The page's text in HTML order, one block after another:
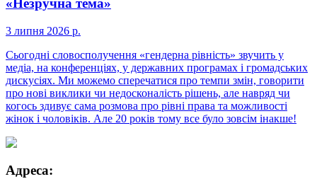
«Незручна тема»
3 липня 2026 р.
Сьогодні словосполучення «гендерна рівність» звучить у
медіа, на конференціях, у державних програмах і громадських
дискусіях. Ми можемо сперечатися про темпи змін, говорити
про нові виклики чи недосконалість рішень, але навряд чи
когось здивує сама розмова про рівні права та можливості
жінок і чоловіків. Але 20 років тому все було зовсім інакше!
Адреса: